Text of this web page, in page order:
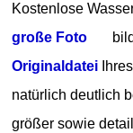
Kostenlose
große Foto
Originaldatei
natürlich deutlich
größer sowie